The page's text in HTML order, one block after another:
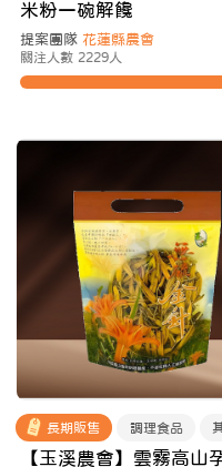
米粉一碗解饞
提案團隊 花蓮縣農會
關注人數 2229人
長期販售 調理食品
【玉溪農會】雲霧高山